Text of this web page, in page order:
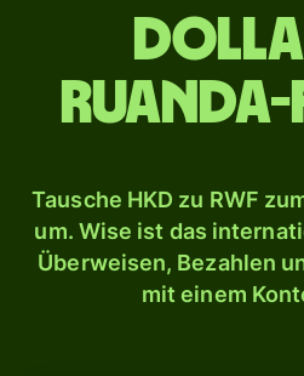
Tausche HKD zu RWF
um. Wise ist das
Überweisen, Bezahlen
mit einem